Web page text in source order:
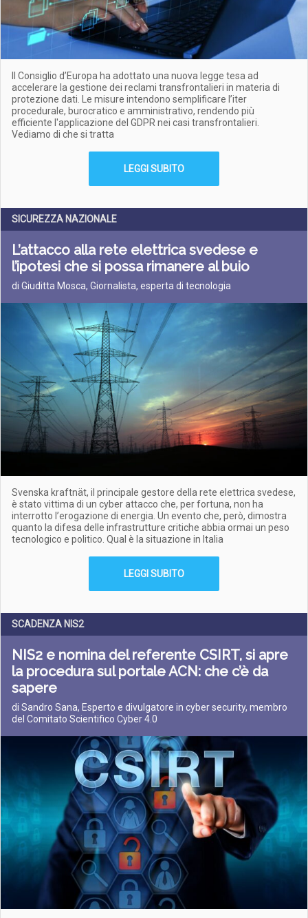
Il Consiglio d’Europa ha adottato una nuova legge tesa ad
accelerare la gestione dei reclami transfrontalieri in materia di
protezione dati. Le misure intendono semplificare l’iter
procedurale, burocratico e amministrativo, rendendo più
efficiente l'applicazione del GDPR nei casi transfrontalieri.
Vediamo di che si tratta
LEGGI SUBITO
SICUREZZA NAZIONALE
L’attacco alla rete elettrica svedese e
l’ipotesi che si possa rimanere al buio
di Giuditta Mosca, Giornalista, esperta di tecnologia
Svenska kraftnät, il principale gestore della rete elettrica svedese,
è stato vittima di un cyber attacco che, per fortuna, non ha
interrotto l’erogazione di energia. Un evento che, però, dimostra
quanto la difesa delle infrastrutture critiche abbia ormai un peso
tecnologico e politico. Qual è la situazione in Italia
LEGGI SUBITO
SCADENZA NIS2
NIS2 e nomina del referente CSIRT, si apre
la procedura sul portale ACN: che c’è da
sapere
di Sandro Sana, Esperto e divulgatore in cyber security, membro
del Comitato Scientifico Cyber 4.0